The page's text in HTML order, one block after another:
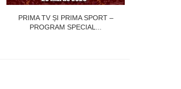
PRIMA TV ȘI PRIMA SPORT –
PROGRAM SPECIAL...